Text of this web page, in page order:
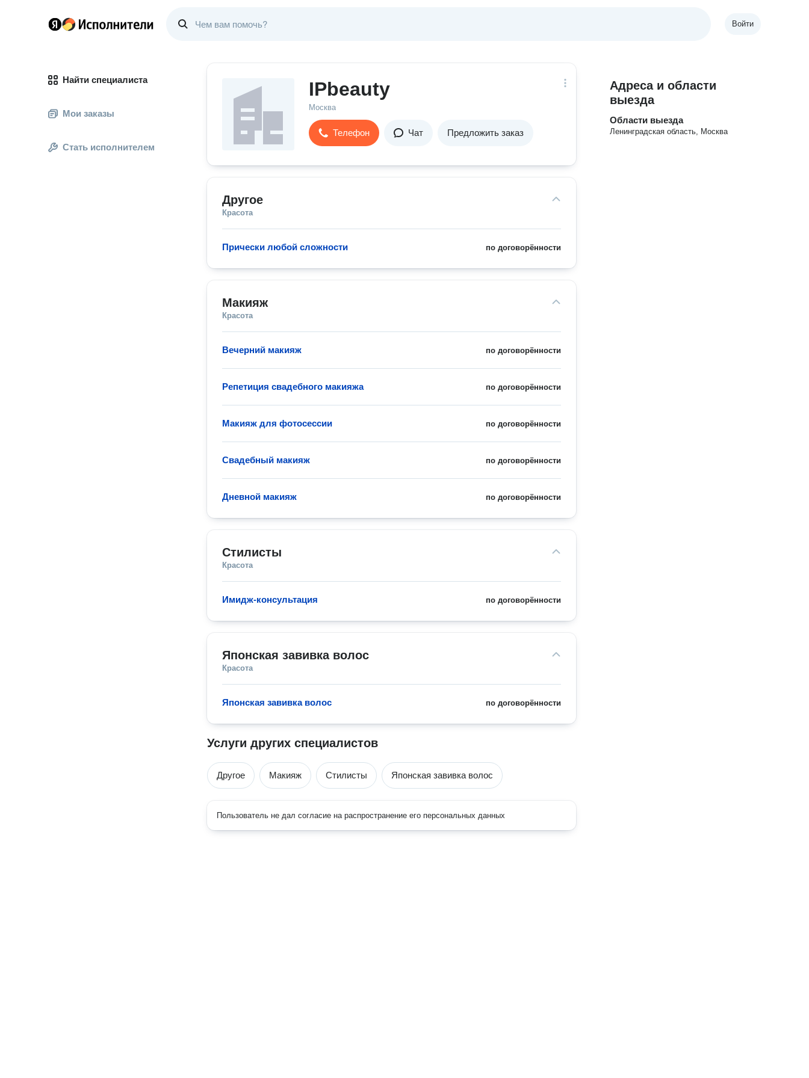
Войти
Найти специалиста
Мои заказы
Стать исполнителем
IPbeauty
Москва
Телефон Чат Предложить заказ
Другое
Красота
по договорённости
Прически любой сложности
Макияж
Красота
по договорённости
Вечерний макияж
по договорённости
Репетиция свадебного макияжа
по договорённости
Макияж для фотосессии
по договорённости
Свадебный макияж
по договорённости
Дневной макияж
Стилисты
Красота
по договорённости
Имидж-консультация
Японская завивка волос
Красота
по договорённости
Японская завивка волос
Услуги других специалистов
Другое Макияж Стилисты Японская завивка волос
Пользователь не дал согласие на распространение его персональных данных
Адреса и области
выезда
Области выезда
Ленинградская область, Москва